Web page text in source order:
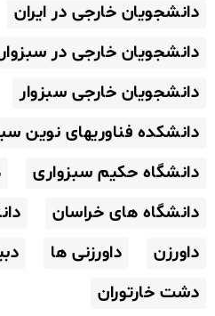
دانشجویان خارجی در ایران
دانشجویان خارجی در سبزوار
دانشجویان خارجی سبزوار
دانشکده فناوریهای نوین
دانشگاه حکیم سبزواری
دانشگاه های خراسان
داورزن
داورزنی ها
دشت خارتوران